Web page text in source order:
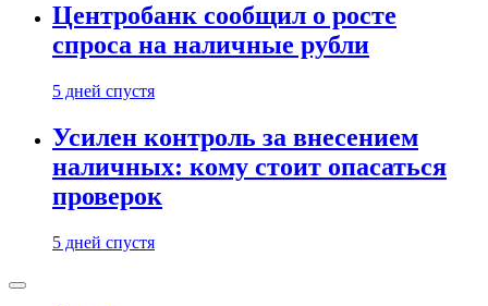
Центробанк сообщил о росте
спроса на наличные рубли
5 дней спустя
Усилен контроль за внесением
наличных: кому стоит опасаться
проверок
5 дней спустя